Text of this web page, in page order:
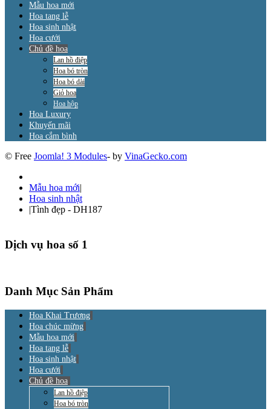
Mẫu hoa mới
Hoa tang lễ
Hoa sinh nhật
Hoa cưới
Chủ đề hoa
Lan hồ điệp
Hoa bó tròn
Hoa bó dài
Giỏ hoa
Hoa hộp
Hoa Luxury
Khuyến mãi
Hoa cắm bình
© Free Joomla! 3 Modules- by VinaGecko.com
Mẫu hoa mới|
Hoa sinh nhật
|Tình đẹp - DH187
Dịch vụ hoa số 1
Danh Mục Sản Phẩm
Hoa Khai Trương
Hoa chúc mừng
Mẫu hoa mới
Hoa tang lễ
Hoa sinh nhật
Hoa cưới
Chủ đề hoa
Lan hồ điệp
Hoa bó tròn